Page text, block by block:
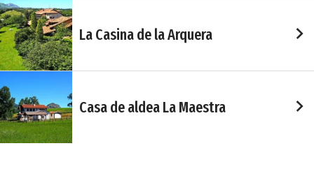
La Casina de la Arquera
Casa de aldea La Maestra